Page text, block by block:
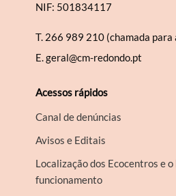
NIF: 501834117
T. 266 989 210 (chamada para
E.geral@cm-redondo.pt
Acessos rápidos
Canal de denúncias
Avisos e Editais
Localização dos Ecocentros e
funcionamento